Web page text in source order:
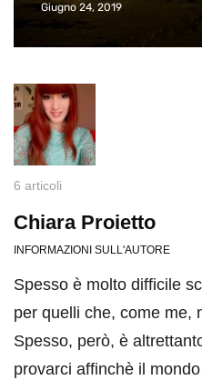
Giugno 24, 2019
6 articoli
Chiara Proietto
INFORMAZIONI SULL'AUTORE
Spesso è molto difficile
per quelli che, come me,
Spesso, però, è
provarci affinchè il